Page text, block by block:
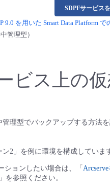
SDPFサービス
9.0 を用いた Smart Data Platform
管理型）
ビス上の
理型でバックアップする方法を
2」を例に環境を構成していま
ションしたい場合は、「
」を参照ください。